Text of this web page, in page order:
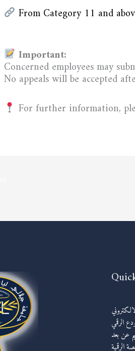
From Category 11 and
Important:
Concerned employees may
No appeals will be accepted
For further information,
الرقمي
عن بعد
الرقمية